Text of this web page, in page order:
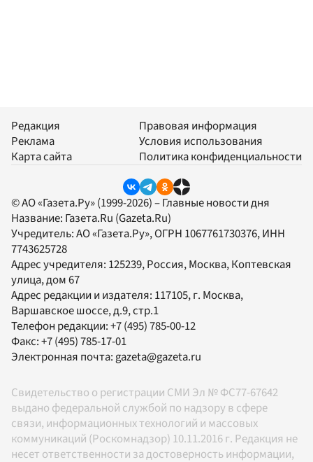
Редакция
Реклама
Карта сайта
Правовая информация
Условия использования
Политика конфиденциальности
© АО «Газета.Ру» (1999-2026) – Главные новости дня
Название: Газета.Ru (Gazeta.Ru)
Учредитель:АО «Газета.Ру», ОГРН 1067761730376, ИНН
7743625728
Адрес учредителя: 125239, Россия, Москва, Коптевская
улица, дом 67
Адрес редакции и издателя: 117105, г. Москва,
Варшавское шоссе, д.9, стр.1
Телефон редакции:+7 (495) 785-00-12
Факс:+7 (495) 785-17-01
Электронная почта:gazeta@gazeta.ru
Свидетельство о регистрации СМИ Эл № ФС77-67642
выдано федеральной службой по надзору в сфере
связи, информационных технологий и массовых
коммуникаций (Роскомнадзор) 10.11.2016 г. Редакция не
несет ответственности за достоверность информации,